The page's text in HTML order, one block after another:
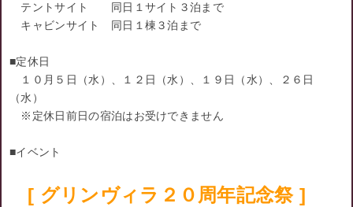
テントサイト 同日１サイト３泊まで
キャビンサイト 同日１棟３泊まで
■定休日
１０月５日（水）、１２日（水）、１９日（水）、２６日
（水）
※定休日前日の宿泊はお受けできません
■イベント
[ グリンヴィラ２０周年記念祭 ]